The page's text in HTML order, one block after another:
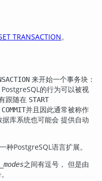
TRANSACTION。
来开始一个事务块：
PostgreSQL的行为可以被视
跟随在 START
COMMIT并且因此通常被称作
库系统也可能会 提供自动
种PostgreSQL语言扩展。
之间有逗号， 但是由